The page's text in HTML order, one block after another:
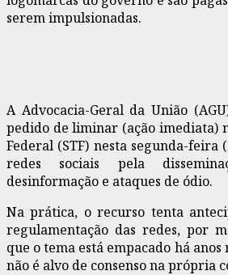
serem impulsionadas.
A Advocacia-Geral da União
pedido de liminar (ação imediata)
Federal (STF) nesta segunda-feira
redes sociais pela
desinformação e ataques de ódio.
Na prática, o recurso tenta
regulamentação das redes, por
que o tema está empacado há anos
não é alvo de consenso na própria